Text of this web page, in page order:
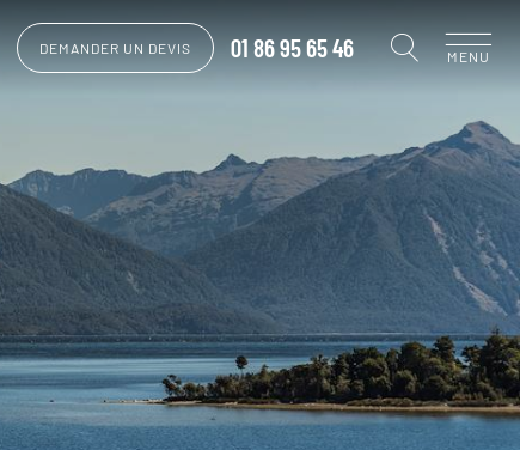
DEMANDER UN DEVIS 01 86 95 65 46 MENU